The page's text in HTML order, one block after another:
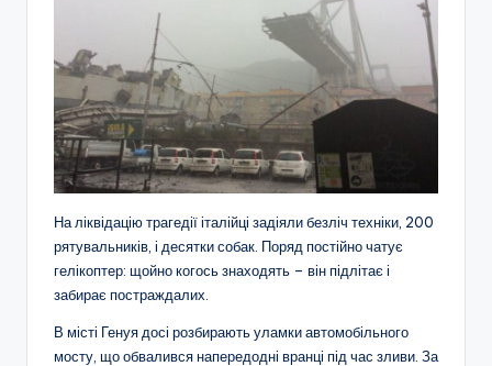
На ліквідацію трагедії італійці задіяли безліч техніки, 200
рятувальників, і десятки собак. Поряд постійно чатує
гелікоптер: щойно когось знаходять – він підлітає і
забирає постраждалих.
В місті Генуя досі розбирають уламки автомобільного
мосту, що обвалився напередодні вранці під час зливи. За